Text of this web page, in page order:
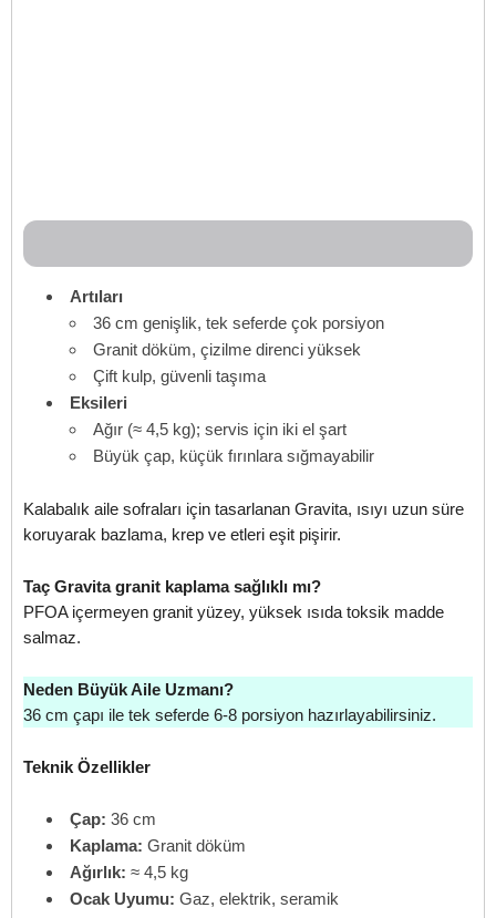
Artıları
36 cm genişlik, tek seferde çok porsiyon
Granit döküm, çizilme direnci yüksek
Çift kulp, güvenli taşıma
Eksileri
Ağır (≈ 4,5 kg); servis için iki el şart
Büyük çap, küçük fırınlara sığmayabilir
Kalabalık aile sofraları için tasarlanan Gravita, ısıyı uzun süre
koruyarak bazlama, krep ve etleri eşit pişirir.
Taç Gravita granit kaplama sağlıklı mı?
PFOA içermeyen granit yüzey, yüksek ısıda toksik madde
salmaz.
Neden Büyük Aile Uzmanı?
36 cm çapı ile tek seferde 6-8 porsiyon hazırlayabilirsiniz.
Teknik Özellikler
Çap: 36 cm
Kaplama: Granit döküm
Ağırlık: ≈ 4,5 kg
Ocak Uyumu: Gaz, elektrik, seramik